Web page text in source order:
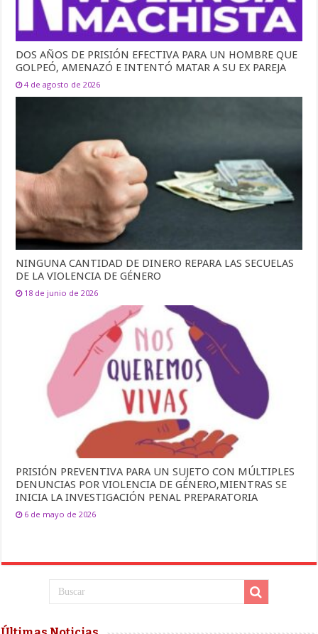
DOS AÑOS DE PRISIÓN EFECTIVA PARA UN HOMBRE QUE
GOLPEÓ, AMENAZÓ E INTENTÓ MATAR A SU EX PAREJA
4 de agosto de 2026
NINGUNA CANTIDAD DE DINERO REPARA LAS SECUELAS
DE LA VIOLENCIA DE GÉNERO
18 de junio de 2026
PRISIÓN PREVENTIVA PARA UN SUJETO CON MÚLTIPLES
DENUNCIAS POR VIOLENCIA DE GÉNERO,MIENTRAS SE
INICIA LA INVESTIGACIÓN PENAL PREPARATORIA
6 de mayo de 2026